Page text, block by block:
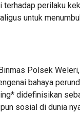
terhadap perilaku
untuk
Polsek
bahaya
didefinisikan
sosial di dunia